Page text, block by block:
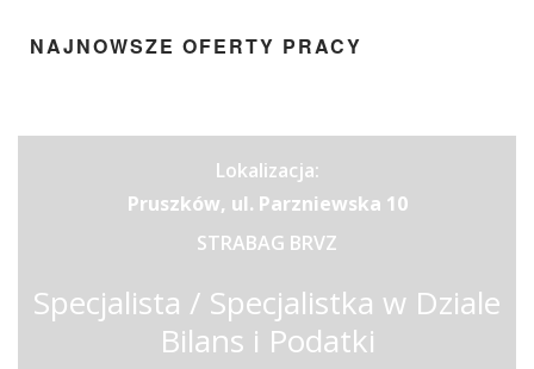
NAJNOWSZE OFERTY PRACY
Lokalizacja:
Pruszków, ul. Parzniewska 10
STRABAG BRVZ
Specjalista / Specjalistka w Dziale
Bilans i Podatki